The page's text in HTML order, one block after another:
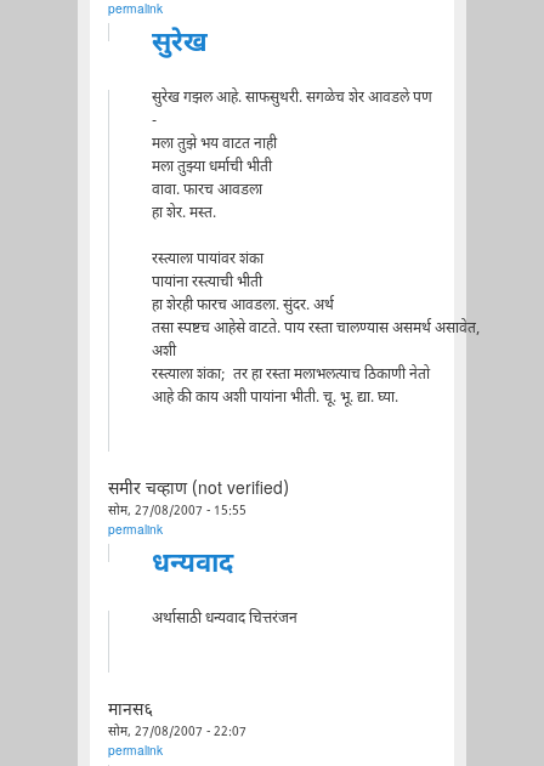
permalink
सुरेख
सुरेख गझल आहे. साफसुथरी. सगळेच शेर आवडले पण
-
मला तुझे भय वाटत नाही
मला तुझ्या धर्माची भीती
वावा. फारच आवडला
हा शेर. मस्त.
रस्त्याला पायांवर शंका
पायांना रस्त्याची भीती
हा शेरही फारच आवडला. सुंदर. अर्थ
तसा स्पष्टच आहेसे वाटते. पाय रस्ता चालण्यास असमर्थ असावेत,
अशी
रस्त्याला शंका; तर हा रस्ता मलाभलत्याच ठिकाणी नेतो
आहे की काय अशी पायांना भीती. चू. भू. द्या. घ्या.
समीर चव्हाण (not verified)
सोम, 27/08/2007 - 15:55
permalink
धन्यवाद
अर्थासाठी धन्यवाद चित्तरंजन
मानस६
सोम, 27/08/2007 - 22:07
permalink